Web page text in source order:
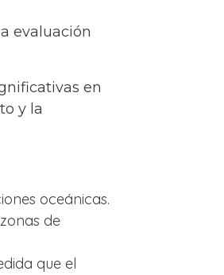
evaluación
en
y la
oceánicas.
de
que el